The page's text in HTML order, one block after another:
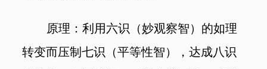
原理：利用六识（妙观察智）的如理
转变而压制七识（平等性智），达成八识